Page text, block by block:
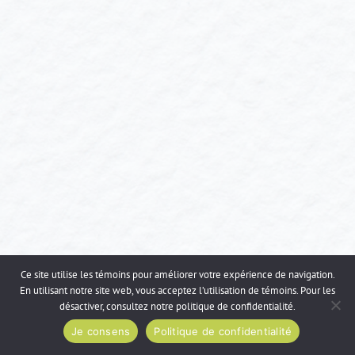
Ce site utilise les témoins pour améliorer votre expérience de navigation.
En utilisant notre site web, vous acceptez l’utilisation de témoins. Pour les
désactiver, consultez notre politique de confidentialité.
Je consens
Politique de confidentialité